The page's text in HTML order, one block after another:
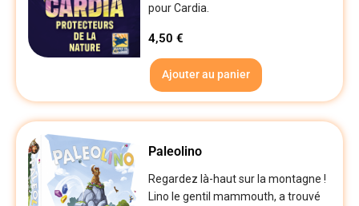
pour Cardia.
4,50€
Ajouter au panier
Paleolino
Regardez là-haut sur la montagne !
Lino le gentil mammouth, a trouvé